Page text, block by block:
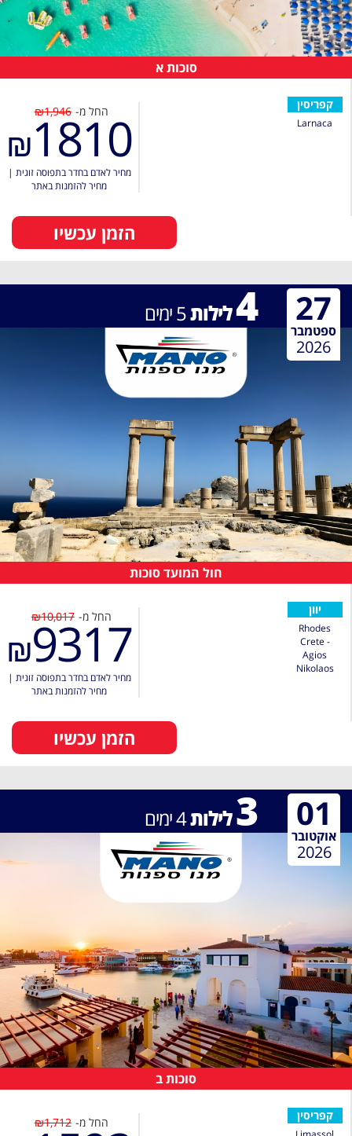
סוכות א
קפריסין
Larnaca
החל מ- ₪1,946
₪1810
מחיר לאדם בחדר בתפוסה זוגית |
מחיר להזמנות באתר
הזמן עכשיו
4לילות5ימים
חול המועד סוכות
27
ספטמבר
2026
יוון
Rhodes
Crete -
Agios
Nikolaos
החל מ- ₪10,017
₪9317
מחיר לאדם בחדר בתפוסה זוגית |
מחיר להזמנות באתר
הזמן עכשיו
3לילות4ימים
סוכות ב
01
אוקטובר
2026
קפריסין החל מ- ₪1,712